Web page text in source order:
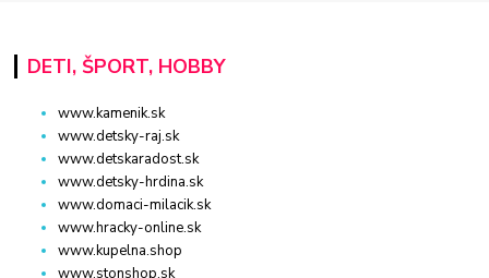
DETI, ŠPORT, HOBBY
www.kamenik.sk
www.detsky-raj.sk
www.detskaradost.sk
www.detsky-hrdina.sk
www.domaci-milacik.sk
www.hracky-online.sk
www.kupelna.shop
www.stonshop.sk